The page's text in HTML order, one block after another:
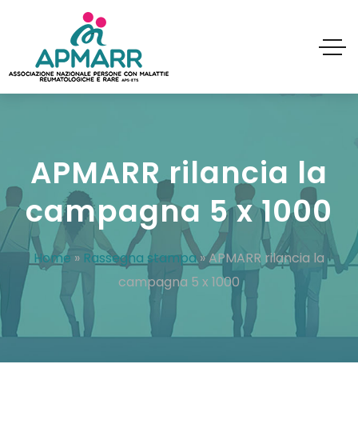
APMARR rilancia la
campagna 5 x 1000
Home » Rassegna stampa»APMARR rilancia la
campagna 5 x 1000